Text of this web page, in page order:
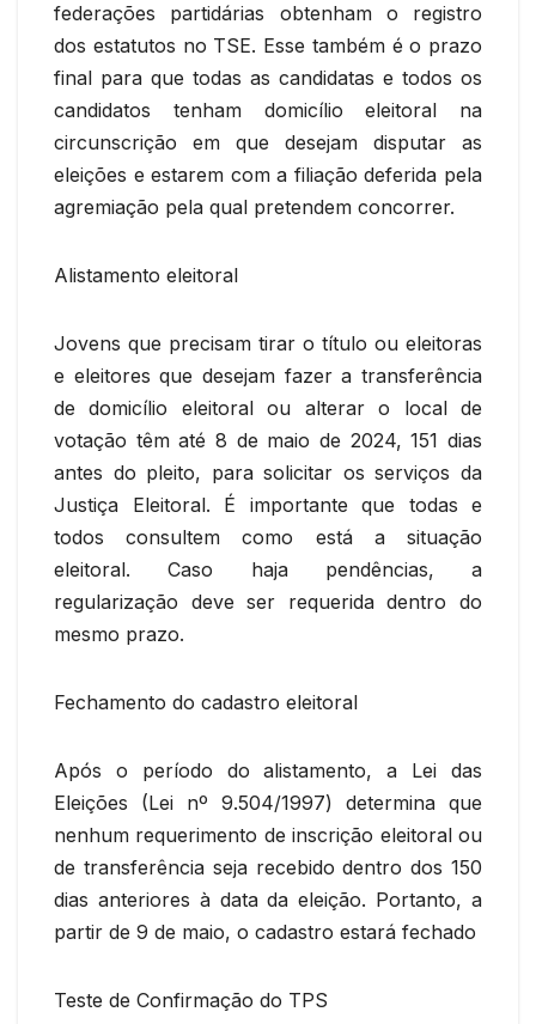
federações partidárias obtenham o registro
dos estatutos no TSE. Esse também é o prazo
final para que todas as candidatas e todos os
candidatos tenham domicílio eleitoral na
circunscrição em que desejam disputar as
eleições e estarem com a filiação deferida pela
agremiação pela qual pretendem concorrer.
Alistamento eleitoral
Jovens que precisam tirar o título ou eleitoras
e eleitores que desejam fazer a transferência
de domicílio eleitoral ou alterar o local de
votação têm até 8 de maio de 2024, 151 dias
antes do pleito, para solicitar os serviços da
Justiça Eleitoral. É importante que todas e
todos consultem como está a situação
eleitoral. Caso haja pendências, a
regularização deve ser requerida dentro do
mesmo prazo.
Fechamento do cadastro eleitoral
Após o período do alistamento, a Lei das
Eleições (Lei nº 9.504/1997) determina que
nenhum requerimento de inscrição eleitoral ou
de transferência seja recebido dentro dos 150
dias anteriores à data da eleição. Portanto, a
partir de 9 de maio, o cadastro estará fechado
Teste de Confirmação do TPS